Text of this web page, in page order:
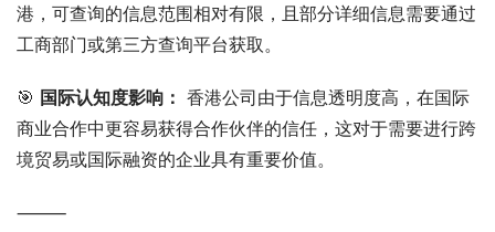
港，可查询的信息范围相对有限，且部分详细信息需要通过
工商部门或第三方查询平台获取。
🎯 国际认知度影响： 香港公司由于信息透明度高，在国际
商业合作中更容易获得合作伙伴的信任，这对于需要进行跨
境贸易或国际融资的企业具有重要价值。
⸻